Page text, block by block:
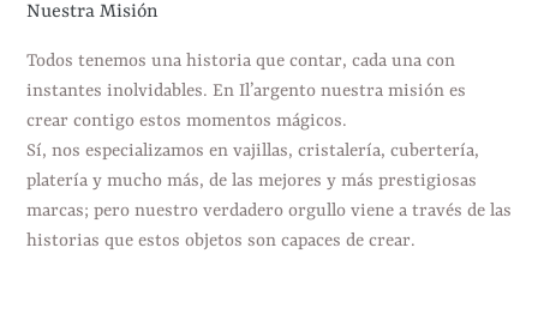
Nuestra Misión
Todos tenemos una historia que contar, cada una con
instantes inolvidables. En Il’argento nuestra misión es
crear contigo estos momentos mágicos.
Sí, nos especializamos en vajillas, cristalería, cubertería,
platería y mucho más, de las mejores y más prestigiosas
marcas; pero nuestro verdadero orgullo viene a través de las
historias que estos objetos son capaces de crear.